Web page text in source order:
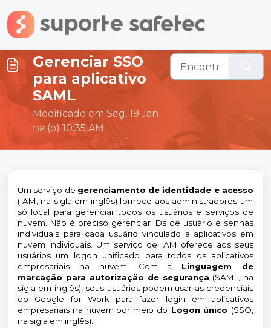
Ir para o conteúdo principal
Gerenciar SSO
para aplicativo
SAML
Modificado em Seg, 19 Jan
na (o) 10:35 AM
Um serviço de gerenciamento de identidade e acesso
(IAM, na sigla em inglês) fornece aos administradores um
só local para gerenciar todos os usuários e serviços de
nuvem. Não é preciso gerenciar IDs de usuário e senhas
individuais para cada usuário vinculado a aplicativos em
nuvem individuais. Um serviço de IAM oferece aos seus
usuários um logon unificado para todos os aplicativos
empresariais na nuvem. Com a Linguagem de
marcação para autorização de segurança (SAML, na
sigla em inglês), seus usuários podem usar as credenciais
do Google for Work para fazer login em aplicativos
empresariais na nuvem por meio do Logon único (SSO,
na sigla em inglês).